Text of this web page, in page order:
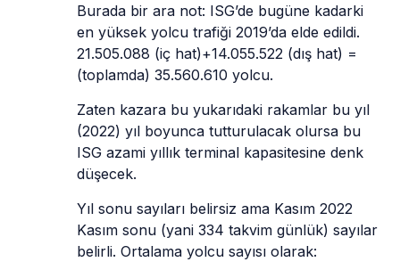
Burada bir ara not: ISG’de bugüne kadarki
en yüksek yolcu trafiği 2019’da elde edildi.
21.505.088 (iç hat)+14.055.522 (dış hat) =
(toplamda) 35.560.610 yolcu.
Zaten kazara bu yukarıdaki rakamlar bu yıl
(2022) yıl boyunca tutturulacak olursa bu
ISG azami yıllık terminal kapasitesine denk
düşecek.
Yıl sonu sayıları belirsiz ama Kasım 2022
Kasım sonu (yani 334 takvim günlük) sayılar
belirli. Ortalama yolcu sayısı olarak: